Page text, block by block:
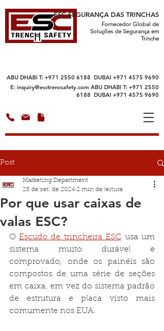
ESC SEGURANÇA DAS TRINCHAS
Fornecedor Global de
Soluções de Segurança em
Trinche
ABU DHABI T: +971 2550 6188 DUBAI +971 4575 9690
E: inquiry@esctrencsafety.com ABU DHABI T: +971 2550
6188 DUBAI +971 4575 9690
Post
Por que usar caixas de
valas ESC?
Marketing Department
25 de set. de 2024 2 min de leitura
O Escudo de trincheira ESC usa um
sistema muito durável e
comprovado, onde os painéis são
compostos de uma série de seções
em caixa, em vez do sistema padrão
de estrutura e placa visto mais
comumente nos EUA.